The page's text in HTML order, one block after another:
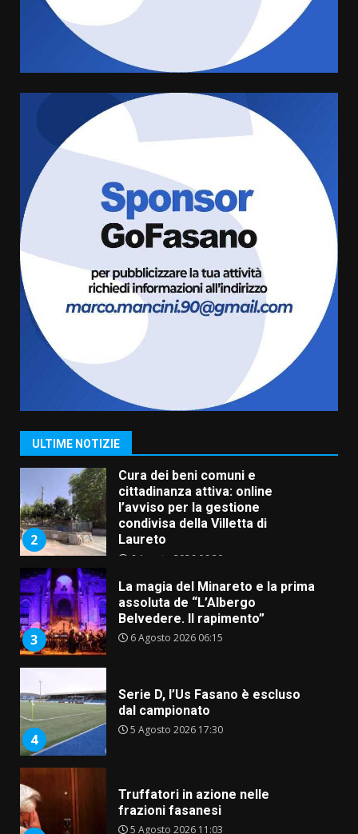
ULTIME NOTIZIE
frazioni fasanesi
al Prefetto: “Noi cittadini di
serie B”
5 Agosto 2026 06:15
A Savelletri torna la Sagra del
Pesce Spada: appuntamento a
sabato 8 agosto
5 Agosto 2026 06:10
Grazia Neglia, coordinatrice
cittadina di Fratelli d’Italia,
pronta a tornare in Consiglio
comunale
6 Agosto 2026 08:00
2
Cura dei beni comuni e
cittadinanza attiva: online
l’avviso per la gestione
Laureto
6 Agosto 2026 06:20
3
La magia del Minareto e la prima
assoluta de “L’Albergo
Belvedere. Il rapimento”
6 Agosto 2026 06:15
4
Serie D, l’Us Fasano è escluso
dal campionato
5 Agosto 2026 17:30
5
Truffatori in azione nelle
frazioni fasanesi
5 Agosto 2026 11:03
Residenti di Savelletri scrivono
al Prefetto: “Noi cittadini di
serie B”